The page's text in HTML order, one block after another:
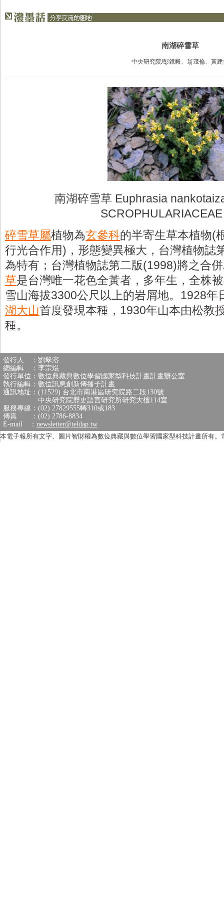
南湖碎雪草
中央研究院/彭鏡毅、翁茂倫、黃建
南湖碎雪草 Euphrasia
碎雪草屬植物為玄參科的半寄生草本植物(
行光合作用)，形態變異極大，台灣植物誌
為特有；台灣植物誌第二版(1998)將之合
草是台灣唯一花色全黃者，多年生，全株
雪山海拔3300公尺以上的岩屑地。1928年
湖大山首度發現本種，1930年山本由松教
種。
發行人 ：劉翠溶
總編輯 ：李宗焜
發行單位：數位典藏與數位學習國家型科技計畫計畫辦公室
執行編輯：數位訊息創新傳播子計畫
通訊地址：(11529) 台北市南港區研究院路二段130號
中央研究院歷史語言研究所研究大樓114室
服務專線：(02) 27829555轉310或183
傳真 ：(02) 2786-8834
E-mail ： newsletter@teldap.tw
本電子報所有文字、圖片智財權為數位典藏與數位學習國家型科技計畫所有